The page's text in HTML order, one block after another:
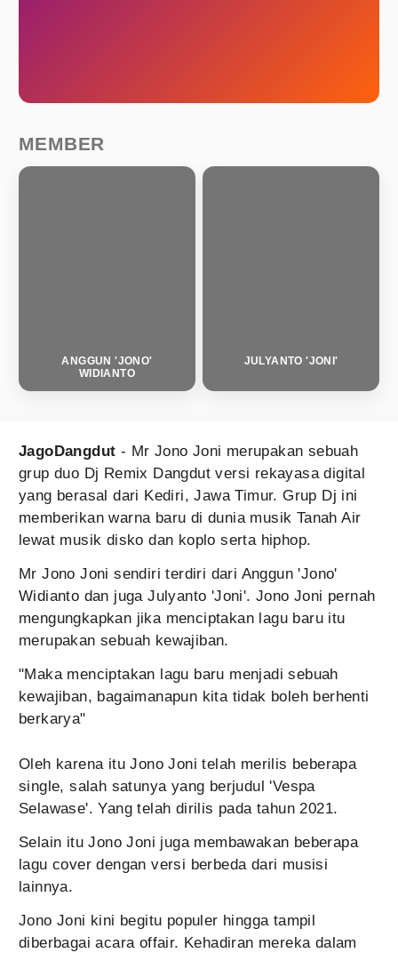
MEMBER
ANGGUN 'JONO'
WIDIANTO
JULYANTO 'JONI'
JagoDangdut - Mr Jono Joni merupakan sebuah
grup duo Dj Remix Dangdut versi rekayasa digital
yang berasal dari Kediri, Jawa Timur. Grup Dj ini
memberikan warna baru di dunia musik Tanah Air
lewat musik disko dan koplo serta hiphop.
Mr Jono Joni sendiri terdiri dari Anggun 'Jono'
Widianto dan juga Julyanto 'Joni'. Jono Joni pernah
mengungkapkan jika menciptakan lagu baru itu
merupakan sebuah kewajiban.
"Maka menciptakan lagu baru menjadi sebuah
kewajiban, bagaimanapun kita tidak boleh berhenti
berkarya"
Oleh karena itu Jono Joni telah merilis beberapa
single, salah satunya yang berjudul 'Vespa
Selawase'. Yang telah dirilis pada tahun 2021.
Selain itu Jono Joni juga membawakan beberapa
lagu cover dengan versi berbeda dari musisi
lainnya.
Jono Joni kini begitu populer hingga tampil
diberbagai acara offair. Kehadiran mereka dalam